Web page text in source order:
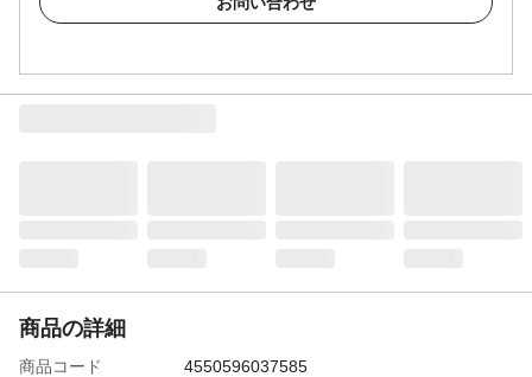
商品の詳細
商品コード
4550596037585